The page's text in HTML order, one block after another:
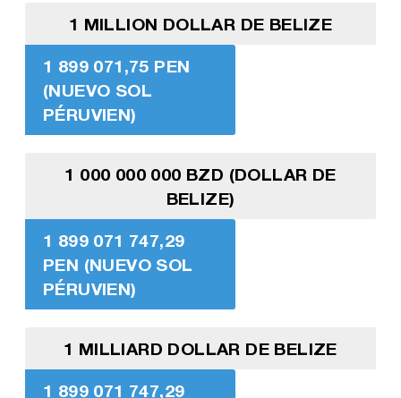
1 MILLION DOLLAR DE BELIZE
1 899 071,75 PEN
(NUEVO SOL
PÉRUVIEN)
1 000 000 000 BZD (DOLLAR DE
BELIZE)
1 899 071 747,29
PEN (NUEVO SOL
PÉRUVIEN)
1 MILLIARD DOLLAR DE BELIZE
1 899 071 747,29